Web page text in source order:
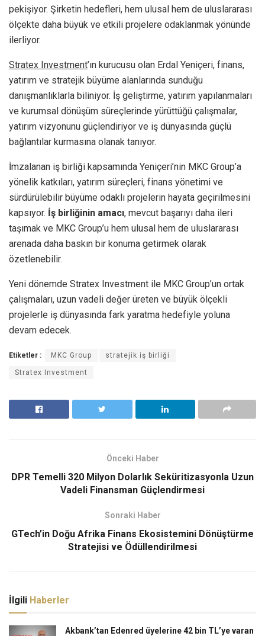
pekişiyor. Şirketin hedefleri, hem ulusal hem de uluslararası
ölçekte daha büyük ve etkili projelere odaklanmak yönünde
ilerliyor.
Stratex Investment’ın kurucusu olan Erdal Yeniçeri, finans,
yatırım ve stratejik büyüme alanlarında sunduğu
danışmanlıklarla biliniyor. İş geliştirme, yatırım yapılanmaları
ve kurumsal dönüşüm süreçlerinde yürüttüğü çalışmalar,
yatırım vizyonunu güçlendiriyor ve iş dünyasında güçlü
bağlantılar kurmasına olanak tanıyor.
İmzalanan iş birliği kapsamında Yeniçeri’nin MKC Group’a
yönelik katkıları, yatırım süreçleri, finans yönetimi ve
sürdürülebilir büyüme odaklı projelerin hayata geçirilmesini
kapsıyor. İş birliğinin amacı, mevcut başarıyı daha ileri
taşımak ve MKC Group’u hem ulusal hem de uluslararası
arenada daha baskın bir konuma getirmek olarak
özetlenebilir.
Yeni dönemde Stratex Investment ile MKC Group’un ortak
çalışmaları, uzun vadeli değer üreten ve büyük ölçekli
projelerle iş dünyasında fark yaratma hedefiyle yoluna
devam edecek.
Etiketler : MKC Group stratejik iş birliği
Stratex Investment
Önceki Haber
DPR Temelli 320 Milyon Dolarlık Seküritizasyonla Uzun
Vadeli Finansman Güçlendirmesi
Sonraki Haber
GTech’in Doğu Afrika Finans Ekosistemini Dönüştürme
Stratejisi ve Ödüllendirilmesi
İlgili Haberler
Akbank’tan Edenred üyelerine 42 bin TL’ye varan